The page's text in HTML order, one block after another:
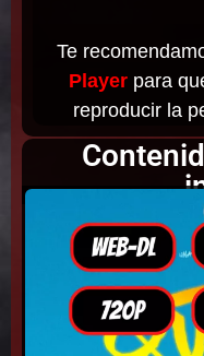
Te
Player para
reproducir la